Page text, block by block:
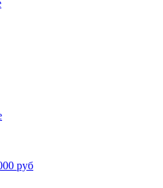
руб